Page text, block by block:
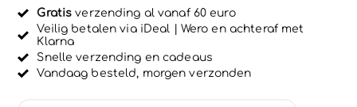
i
t
5
voor
WIT,
Gratis verzending al vanaf 60 euro
Veilig betalen via iDeal | Wero en achteraf met
Klarna
Snelle verzending en cadeaus
Vandaag besteld, morgen verzonden